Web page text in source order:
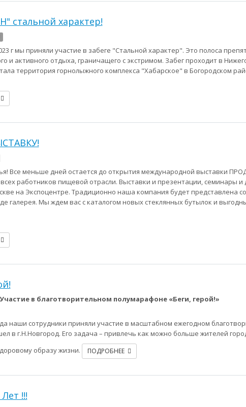
стальной характер!
г мы приняли участие в забеге "Стальной характер". Это полоса
и активного отдыха, граничащего с экстримом. Забег проходит в
территория горнолыжного комплекса "Хабарское" в Богородском
Все меньше дней остается до открытия международной выставки
работников пищевой отрасли. Выставки и презентации, семинары и
на Экспоцентре. Традиционно наша компания будет представлена
галерея. Мы ждем вас с каталогом новых стеклянных бутылок и
Участие в благотворительном полумарафоне «Беги, герой!»
наши сотрудники приняли участие в масштабном ежегодном
в г.Н.Новгород. Его задача – привлечь как можно больше жителей
образу жизни.
ПОДРОБНЕЕ
!!!